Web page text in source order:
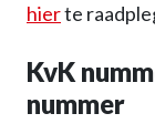
hierte
KvK
nummer